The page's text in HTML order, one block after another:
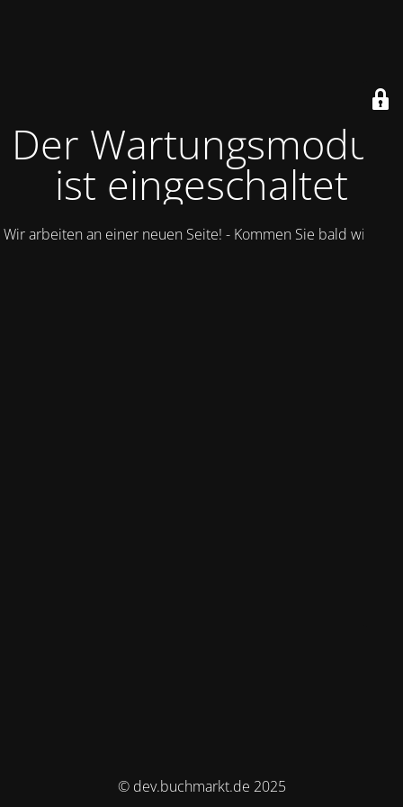
Der Wartungsmodus
ist eingeschaltet
Wir arbeiten an einer neuen Seite! - Kommen Sie bald wieder.
© dev.buchmarkt.de 2025